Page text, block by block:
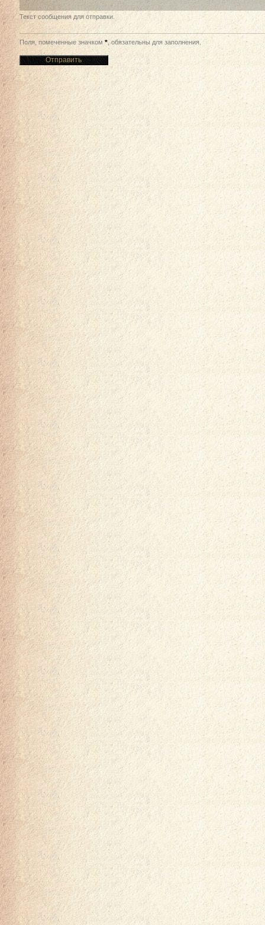
Текст сообщения для отправки.
Поля, помеченные значком * , обязательны для заполнения.